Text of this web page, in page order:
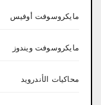
مايكروسوفت أوفيس
مايكروسوفت ويندوز
محاكيات الأندرويد